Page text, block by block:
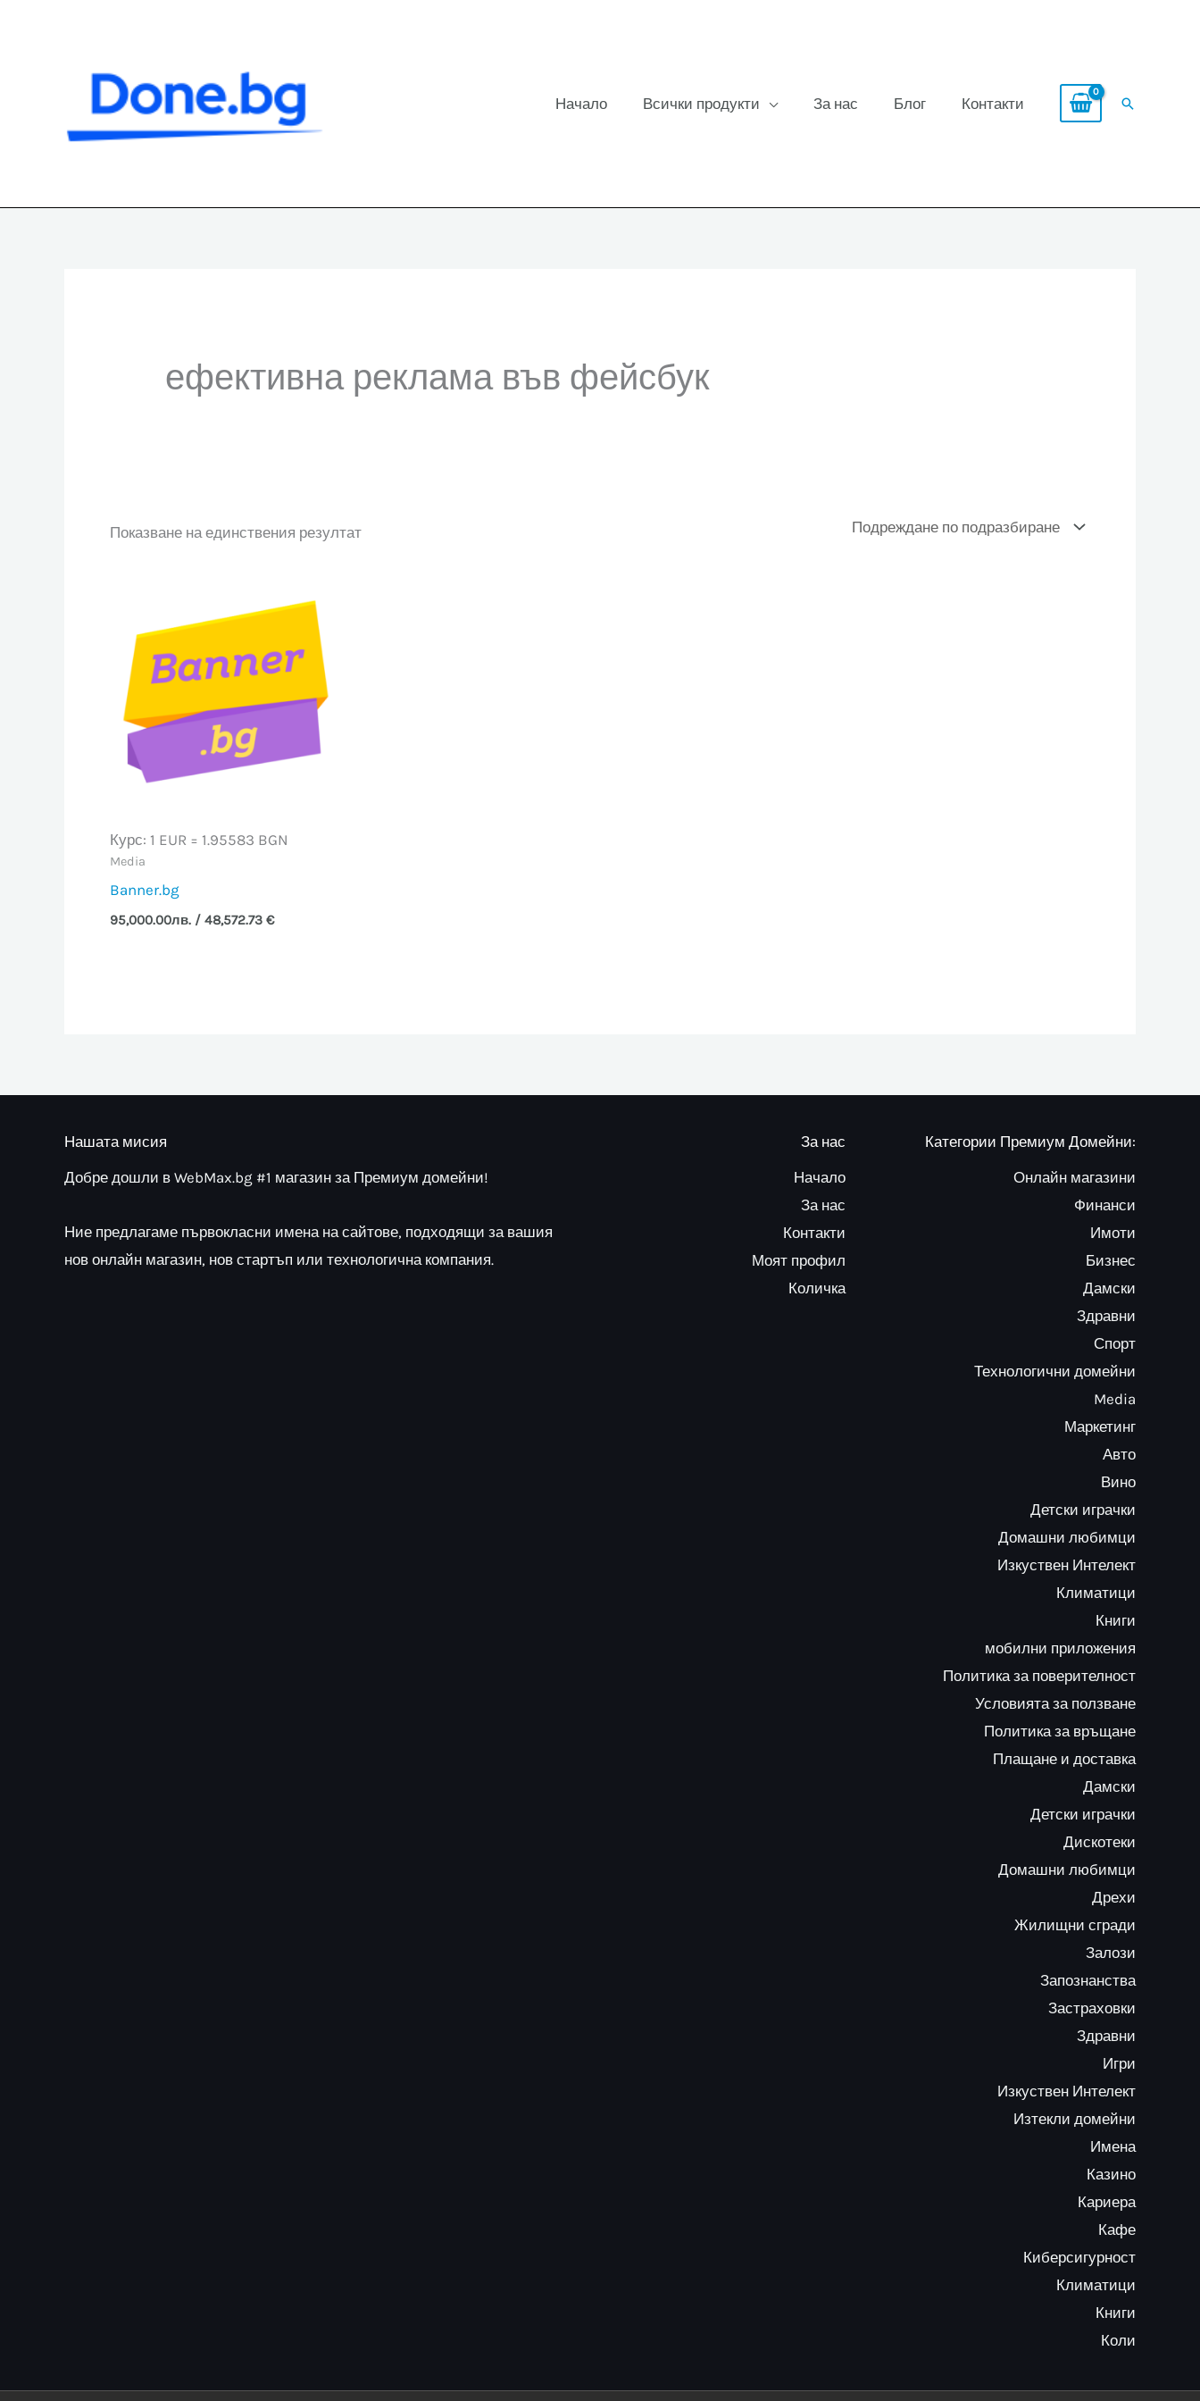
Начало
Всички продукти За нас Блог Контакти Search
ефективна реклама във фейсбук
Показване на единствения резултат
Курс: 1 EUR = 1.95583 BGN
Media
Banner.bg
95,000.00лв. / 48,572.73 €
Нашата мисия
Добре дошли в WebMax.bg #1 магазин за Премиум домейни!
Ние предлагаме първокласни имена на сайтове, подходящи за вашия
нов онлайн магазин, нов стартъп или технологична компания.
За нас
Начало
За нас
Контакти
Моят профил
Количка
Категории Премиум Домейни:
Онлайн магазини
Финанси
Имоти
Бизнес
Дамски
Здравни
Спорт
Технологични домейни
Media
Маркетинг
Авто
Вино
Детски играчки
Домашни любимци
Изкуствен Интелект
Климатици
Книги
мобилни приложения
Политика за поверителност
Условията за ползване
Политика за връщане
Плащане и доставка
Дамски
Детски играчки
Дискотеки
Домашни любимци
Дрехи
Жилищни сгради
Залози
Запознанства
Застраховки
Здравни
Игри
Изкуствен Интелект
Изтекли домейни
Имена
Казино
Кариера
Кафе
Киберсигурност
Климатици
Книги
Коли